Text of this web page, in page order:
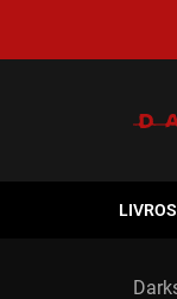
LIVROS